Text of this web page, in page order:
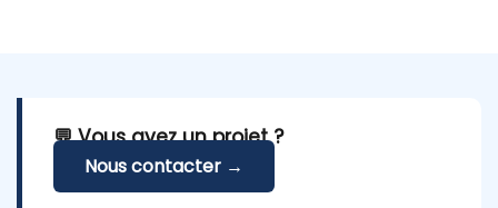
💬 Vous avez un projet ?
Nous contacter →